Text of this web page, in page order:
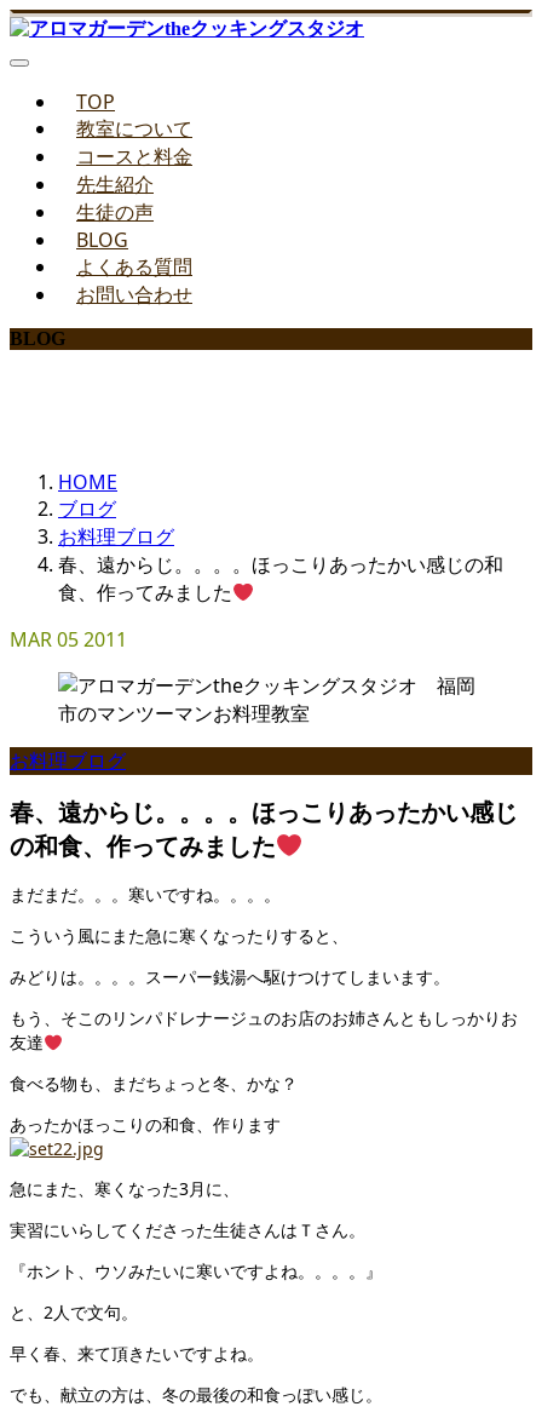
TOP
教室について
コースと料金
先生紹介
生徒の声
BLOG
よくある質問
お問い合わせ
BLOG
HOME
ブログ
お料理ブログ
春、遠からじ。。。。ほっこりあったかい感じの和
食、作ってみました
MAR052011
お料理ブログ
春、遠からじ。。。。ほっこりあったかい感じ
の和食、作ってみました
まだまだ。。。寒いですね。。。。
こういう風にまた急に寒くなったりすると、
みどりは。。。。スーパー銭湯へ駆けつけてしまいます。
もう、そこのリンパドレナージュのお店のお姉さんともしっかりお
友達
食べる物も、まだちょっと冬、かな？
あったかほっこりの和食、作ります
急にまた、寒くなった3月に、
実習にいらしてくださった生徒さんはＴさん。
『ホント、ウソみたいに寒いですよね。。。。』
と、2人で文句。
早く春、来て頂きたいですよね。
でも、献立の方は、冬の最後の和食っぽい感じ。